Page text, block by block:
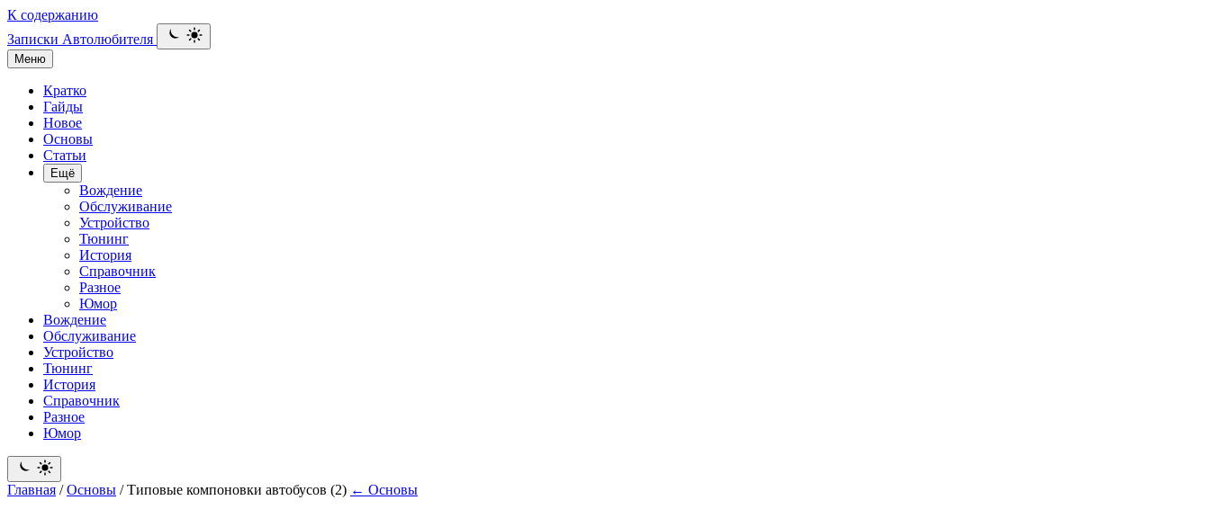
К содержанию
Записки Автолюбителя
Меню
Кратко
Гайды
Новое
Основы
Статьи
Ещё
Вождение
Обслуживание
Устройство
Тюнинг
История
Справочник
Разное
Юмор
Вождение
Обслуживание
Устройство
Тюнинг
История
Справочник
Разное
Юмор
Главная / Основы / Типовые компоновки автобусов (2) ← Основы